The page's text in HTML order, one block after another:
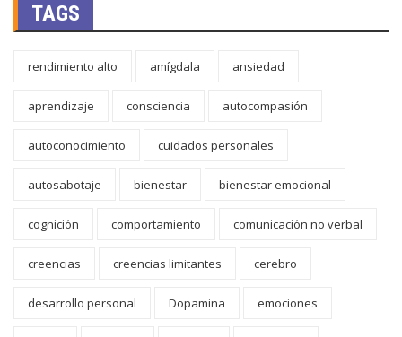
TAGS
rendimiento alto amígdala ansiedad
aprendizaje consciencia autocompasión
autoconocimiento cuidados personales
autosabotaje bienestar bienestar emocional
cognición comportamiento comunicación no verbal
creencias creencias limitantes cerebro
desarrollo personal Dopamina emociones